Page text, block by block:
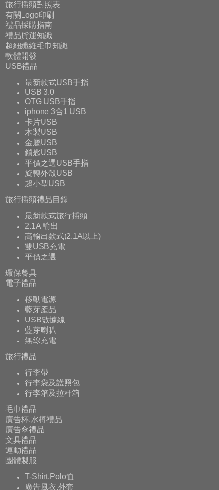
旅行插頭對照表
有關Logo印刷
禮品採購指南
禮品貨運知識
超細纖維毛巾知識
軟體開發
USB禮品
最新款式USB手指
USB 3.0
OTG USB手指
iphone 3合1 USB
卡片USB
木製USB
金屬USB
鎖匙USB
平價之選USB手指
旋轉外殼USB
超小型USB
旅行插頭禮品目錄
最新款式旅行插頭
2.1A 輸出
高輸出款式(2.1A以上)
雙USB充電
平價之選
環保餐具
電子禮品
移動電源
藍芽產品
USB數據線
藍芽喇叭
無線充電
旅行禮品
行李帶
行李袋及護照包
行李箱及拉杆箱
毛巾禮品
廣告杯,水樽禮品
廣告傘禮品
文具禮品
運動禮品
團體製服
T-Shirt,Polo恤
廣告風衣,外套